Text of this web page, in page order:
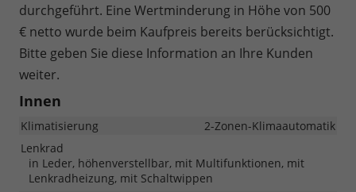
durchgeführt. Eine Wertminderung in Höhe von 500
€ netto wurde beim Kaufpreis bereits berücksichtigt.
Bitte geben Sie diese Information an Ihre Kunden
weiter.
Innen
Klimatisierung
2-Zonen-Klimaautomatik
Lenkrad
in Leder, höhenverstellbar, mit Multifunktionen, mit
Lenkradheizung, mit Schaltwippen